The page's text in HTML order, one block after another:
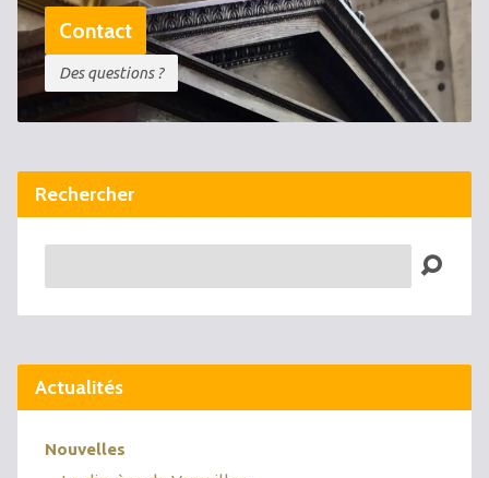
Contact
Des questions ?
Rechercher
Actualités
Nouvelles